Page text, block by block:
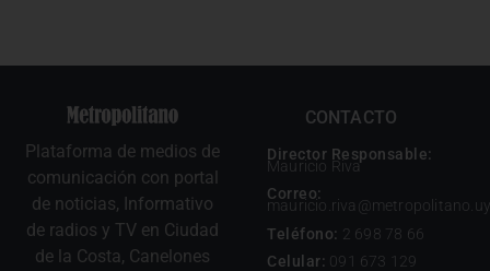
Plataforma de medios de
comunicación con portal
de noticias, Informativo
de radios y TV en Ciudad
de la Costa, Canelones
CONTACTO
Director Responsable:
Mauricio Riva
Correo:
mauricio.riva@metropolitano.uy
Teléfono: 2 698 78 66
Celular: 091 673 129